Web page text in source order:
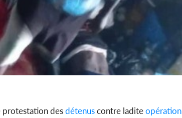
protestation desdétenuscontre laditeopération